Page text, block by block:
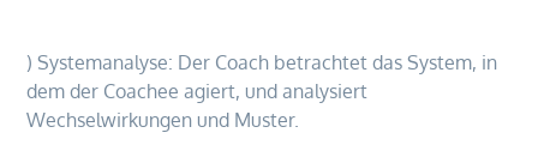
) Systemanalyse: Der Coach betrachtet das System, in
dem der Coachee agiert, und analysiert
Wechselwirkungen und Muster.